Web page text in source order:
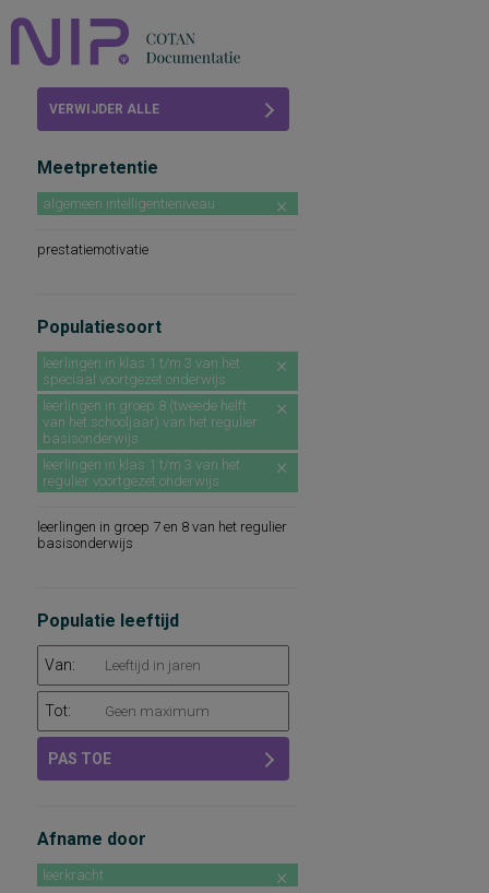
VERWIJDER ALLE
Meetpretentie
algemeen intelligentieniveau
prestatiemotivatie
Populatiesoort
leerlingen in klas 1 t/m 3 van het
speciaal voortgezet onderwijs
leerlingen in groep 8 (tweede helft
van het schooljaar) van het regulier
basisonderwijs
leerlingen in klas 1 t/m 3 van het
regulier voortgezet onderwijs
leerlingen in groep 7 en 8 van het regulier
basisonderwijs
Populatie leeftijd
Van:
Tot:
PAS TOE
Afname door
leerkracht